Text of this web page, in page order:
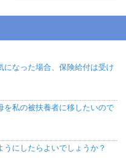
なった場合、保険給付は受け
を私の被扶養者に移したいので
にしたらよいでしょうか？